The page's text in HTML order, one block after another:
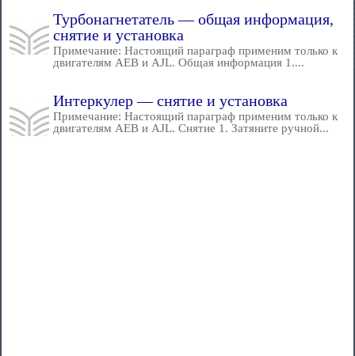
Турбонагнетатель — общая информация,
снятие и установка
Примечание: Настоящий параграф применим только к
двигателям АЕВ и AJL. Общая информация 1....
Интеркулер — снятие и установка
Примечание: Настоящий параграф применим только к
двигателям АЕВ и AJL. Снятие 1. Затяните ручной...